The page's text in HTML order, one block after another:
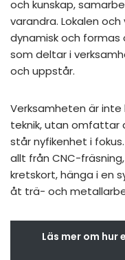
och kunskap,
varandra. Lokalen
dynamisk och
som deltar i
och uppstår.
Verksamheten är
teknik, utan omfattar
står nyfikenhet i
allt från CNC-
kretskort, hänga i en
åt trä- och
Läs mer om